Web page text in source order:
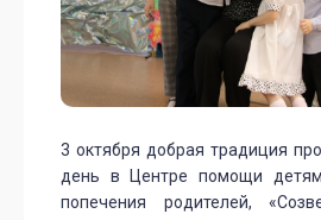
3 октября добрая традиция
день в Центре помощи
попечения родителей,